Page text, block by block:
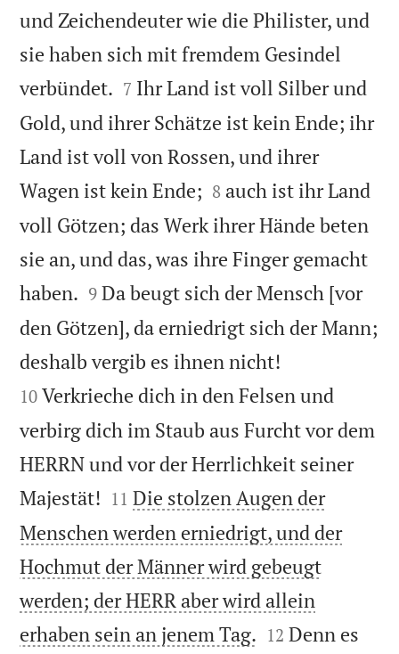
und Zeichendeuter wie die Philister, und
sie haben sich mit fremdem Gesindel
verbündet. 

7 Ihr Land ist voll Silber und
Gold, und ihrer Schätze ist kein Ende; ihr
Land ist voll von Rossen, und ihrer
Wagen ist kein Ende; 

8 auch ist ihr Land
voll Götzen; das Werk ihrer Hände beten
sie an, und das, was ihre Finger gemacht
haben. 

9 Da beugt sich der Mensch [vor
den Götzen], da erniedrigt sich der Mann;
deshalb vergib es ihnen nicht!
10 Verkrieche dich in den Felsen und
verbirg dich im Staub aus Furcht vor dem
HERRN und vor der Herrlichkeit seiner
Majestät! 

11 Die stolzen Augen der
Menschen werden erniedrigt, und der
Hochmut der Männer wird gebeugt
werden; der HERR aber wird allein
erhaben sein an jenem Tag. 

12 Denn es